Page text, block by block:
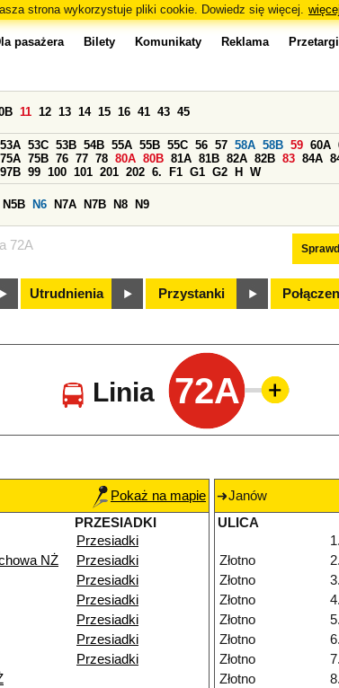
strona wykorzystuje pliki cookie. Dowiedz się więcej. więcej
72A
pasażera Bilety Komunikaty Reklama Przetargi
11 12 13 14 15 16 41 43 45
53A 53C 53B 54B 55A 55B 55C 56 57 58A 58B 59 60A
75A 75B 76 77 78 80A 80B 81A 81B 82A 82B 83 84A
97B 99 100 101 201 202 6. F1 G1 G2 H W
N5B N6 N7A N7B N8 N9
Utrudnienia Przystanki
Linia 72A
Pokaż na mapie
PRZESIADKI
Przesiadki
NŻ
Przesiadki
Przesiadki
Przesiadki
Przesiadki
Przesiadki
Przesiadki
Janów
ULICA
1.
Złotno
2.
Złotno
3.
Złotno
4.
Złotno
5.
Złotno
6.
Złotno
7.
Złotno
8.